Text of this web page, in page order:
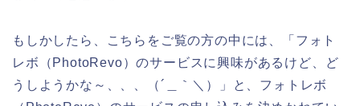
もしかしたら、こちらをご覧の方の中には、「フォト
レボ（PhotoRevo）のサービスに興味があるけど、ど
うしようかな～、、、（´＿｀＼）」と、フォトレボ